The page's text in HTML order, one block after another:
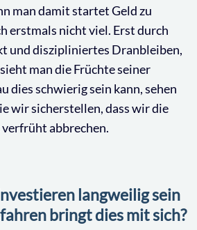
man damit startet Geld zu
erstmals nicht viel. Erst durch
und diszipliniertes Dranbleiben,
man die Früchte seiner
dies schwierig sein kann, sehen
wir sicherstellen, dass wir die
abbrechen.
langweilig sein
bringt dies mit sich?